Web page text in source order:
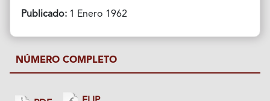
Publicado:1 Enero 1962
NÚMERO COMPLETO